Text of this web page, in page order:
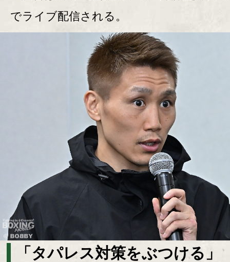
でライブ配信される。
「タパレス対策をぶつける」